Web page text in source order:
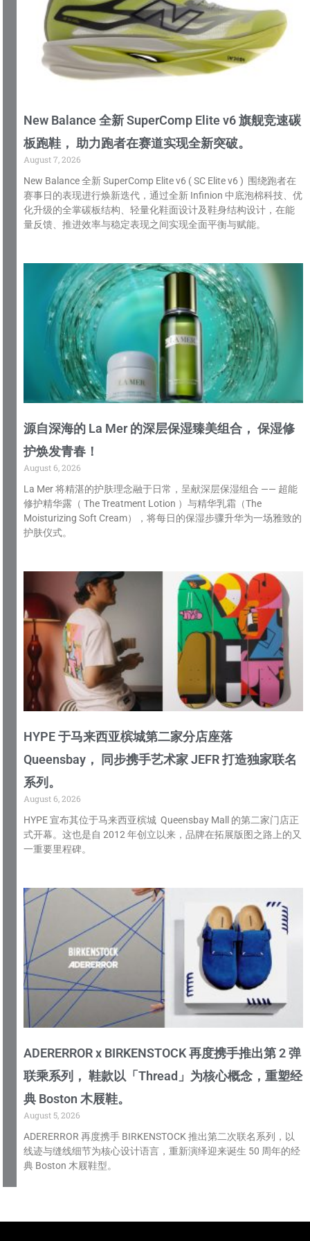
New Balance 全新 SuperComp Elite v6 旗舰竞速碳
板跑鞋， 助力跑者在赛道实现全新突破。
August 7, 2026
New Balance 全新 SuperComp Elite v6 ( SC Elite v6 ) 围绕跑者在
赛事日的表现进行焕新迭代，通过全新 Infinion 中底泡棉科技、优
化升级的全掌碳板结构、轻量化鞋面设计及鞋身结构设计，在能
量反馈、推进效率与稳定表现之间实现全面平衡与赋能。
源自深海的 La Mer 的深层保湿臻美组合， 保湿修
护焕发青春！
August 6, 2026
La Mer 将精湛的护肤理念融于日常，呈献深层保湿组合 —— 超能
修护精华露（ The Treatment Lotion ）与精华乳霜（The
Moisturizing Soft Cream），将每日的保湿步骤升华为一场雅致的
护肤仪式。
HYPE 于马来西亚槟城第二家分店座落
Queensbay， 同步携手艺术家 JEFR 打造独家联名
系列。
August 6, 2026
HYPE 宣布其位于马来西亚槟城 Queensbay Mall 的第二家门店正
式开幕。这也是自 2012 年创立以来，品牌在拓展版图之路上的又
一重要里程碑。
ADERERROR x BIRKENSTOCK 再度携手推出第 2 弹
联乘系列， 鞋款以「Thread」为核心概念，重塑经
典 Boston 木屐鞋。
August 5, 2026
ADERERROR 再度携手 BIRKENSTOCK 推出第二次联名系列，以
线迹与缝线细节为核心设计语言，重新演绎迎来诞生 50 周年的经
典 Boston 木屐鞋型。